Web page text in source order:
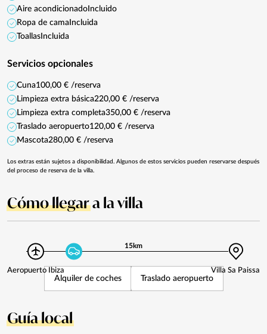
Aire acondicionado Incluido
Ropa de cama Incluida
Toallas Incluida
Servicios opcionales
Cuna100,00 € /reserva
Limpieza extra básica220,00 € /reserva
Limpieza extra completa350,00 € /reserva
Traslado aeropuerto120,00 € /reserva
Mascota280,00 € /reserva
Los extras están sujetos a disponibilidad. Algunos de estos servicios pueden reservarse después
del proceso de reserva de la villa.
Cómo llegara la villa
15km
Aeropuerto Ibiza Villa Sa Paissa
Alquiler de coches Traslado aeropuerto
Guía local